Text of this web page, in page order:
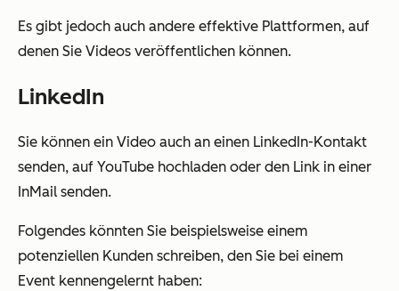
Es gibt jedoch auch andere effektive Plattformen, auf
denen Sie Videos veröffentlichen können.
LinkedIn
Sie können ein Video auch an einen LinkedIn-Kontakt
senden, auf YouTube hochladen oder den Link in einer
InMail senden.
Folgendes könnten Sie beispielsweise einem
potenziellen Kunden schreiben, den Sie bei einem
Event kennengelernt haben: